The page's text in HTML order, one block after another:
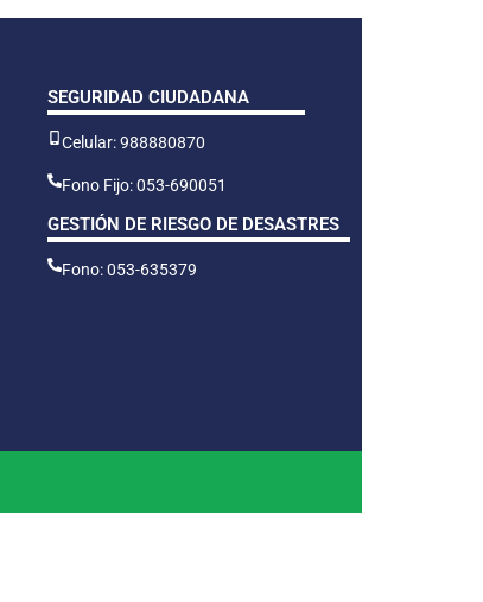
SEGURIDAD CIUDADANA
Celular: 988880870
Fono Fijo: 053-690051
GESTIÓN DE RIESGO DE DESASTRES
Fono: 053-635379